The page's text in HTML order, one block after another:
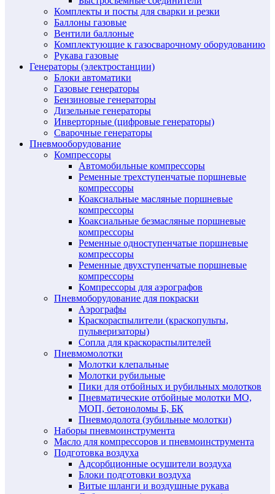
Комплекты и посты для сварки и резки
Баллоны газовые
Вентили баллоные
Комплектующие к газосварочному оборудованию
Рукава газовые
Генераторы (электростанции)
Блоки автоматики
Газовые генераторы
Бензиновые генераторы
Дизельные генераторы
Инверторные (цифровые генераторы)
Сварочные генераторы
Пневмооборудование
Компрессоры
Автомобильные компрессоры
Ременные трехступенчатые поршневые
компрессоры
Коаксиальные масляные поршневые
компрессоры
Коаксиальные безмасляные поршневые
компрессоры
Ременные одноступенчатые поршневые
компрессоры
Ременные двухступенчатые поршневые
компрессоры
Компрессоры для аэрографов
Пневмоборудование для покраски
Аэрографы
Краскораспылители (краскопульты,
пульверизаторы)
Сопла для краскораспылителей
Пневмомолотки
Молотки клепальные
Молотки рубильные
Пики для отбойных и рубильных молотков
Пневматические отбойные молотки МО,
МОП, бетоноломы Б, БК
Пневмодолота (зубильные молотки)
Наборы пневмоинструмента
Масло для компрессоров и пневмоинструмента
Подготовка воздуха
Адсорбционные осушители воздуха
Блоки подготовки воздуха
Витые шланги и воздушные рукава